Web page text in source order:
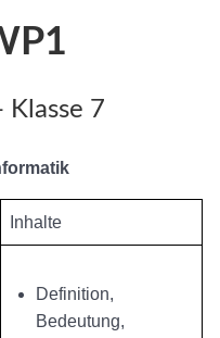
7
Inhalte
Definition,
Bedeutung,